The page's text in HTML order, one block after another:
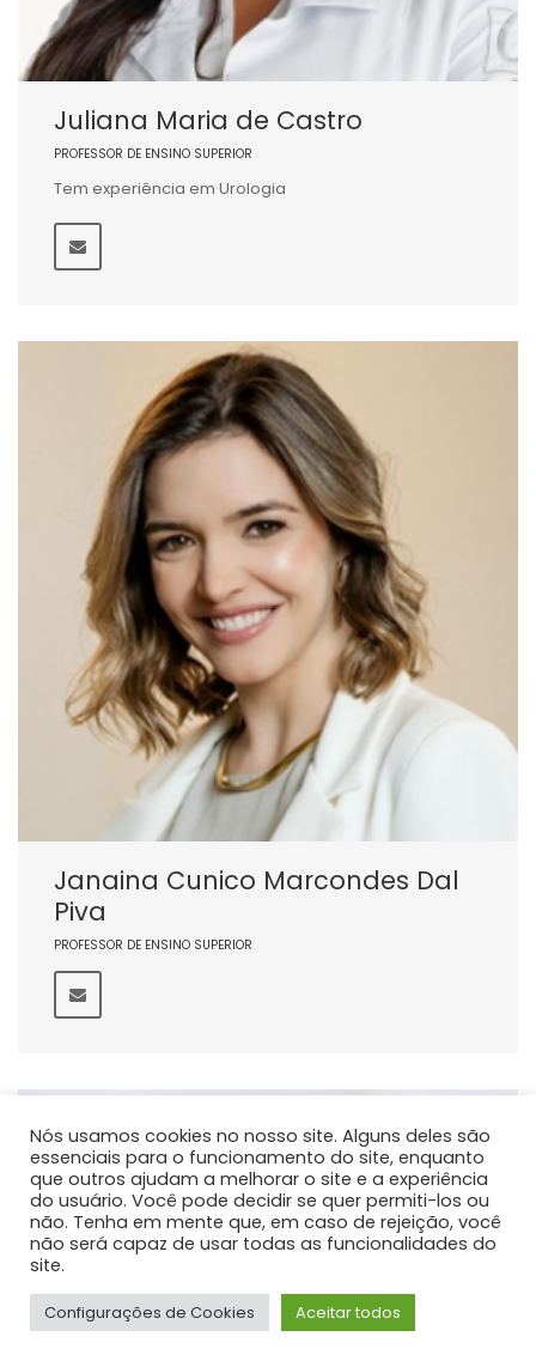
Juliana Maria de Castro
PROFESSOR DE ENSINO SUPERIOR
Tem experiência em Urologia
Janaina Cunico Marcondes Dal
Piva
PROFESSOR DE ENSINO SUPERIOR
Nós usamos cookies no nosso site. Alguns deles são
essenciais para o funcionamento do site, enquanto
que outros ajudam a melhorar o site e a experiência
do usuário. Você pode decidir se quer permiti-los ou
não. Tenha em mente que, em caso de rejeição, você
não será capaz de usar todas as funcionalidades do
site.
Configurações de Cookies Aceitar todos